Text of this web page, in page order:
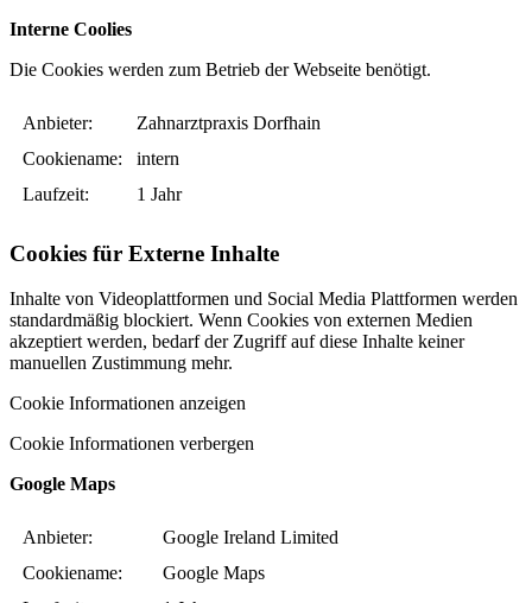
Interne Coolies
Die Cookies werden zum Betrieb der Webseite benötigt.
Anbieter:
Zahnarztpraxis Dorfhain
Cookiename:
intern
Laufzeit:
1 Jahr
Cookies für Externe Inhalte
Inhalte von Videoplattformen und Social Media Plattformen werden
standardmäßig blockiert. Wenn Cookies von externen Medien
akzeptiert werden, bedarf der Zugriff auf diese Inhalte keiner
manuellen Zustimmung mehr.
Cookie Informationen anzeigen
Cookie Informationen verbergen
Google Maps
Anbieter:
Google Ireland Limited
Cookiename:
Google Maps